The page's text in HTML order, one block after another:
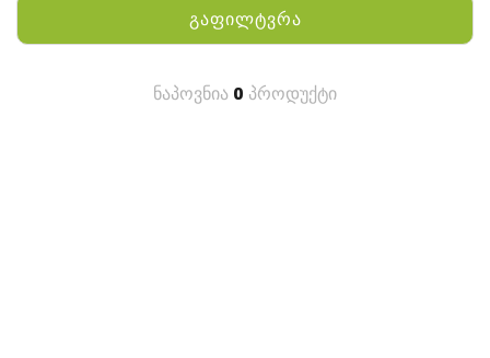
გაფილტვრა
ნაპოვნია0 პროდუქტი